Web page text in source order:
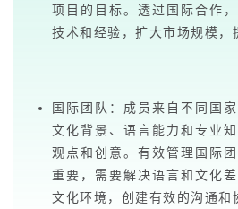
项目的目标。透过国际合作
技术和经验，扩大市场规模，
国际团队：成员来自不同国
文化背景、语言能力和专业
观点和创意。有效管理国际
重要，需要解决语言和文化
文化环境，创建有效的沟通和